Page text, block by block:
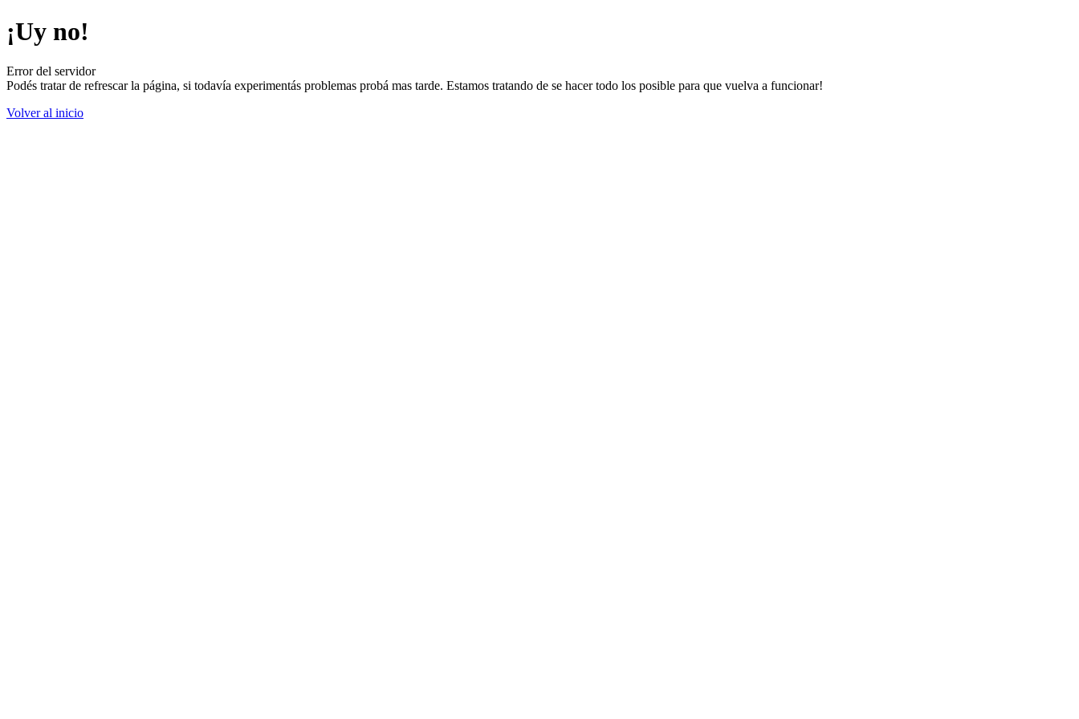
¡Uy no!
Error del servidor
Podés tratar de refrescar la página, si todavía experimentás problemas probá mas tarde. Estamos tratando de se hacer todo los posible para que vuelva a funcionar!
Volver al inicio